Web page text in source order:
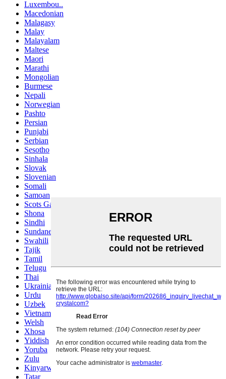
Luxembou..
Macedonian
Malagasy
Malay
Malayalam
Maltese
Maori
Marathi
Mongolian
Burmese
Nepali
Norwegian
Pashto
Persian
Punjabi
Serbian
Sesotho
Sinhala
Slovak
Slovenian
Somali
Samoan
Scots Gaelic
Shona
Sindhi
Sundanese
Swahili
Tajik
Tamil
Telugu
Thai
Ukrainian
Urdu
Uzbek
Vietnamese
Welsh
Xhosa
Yiddish
Yoruba
Zulu
Kinyarwanda
Tatar